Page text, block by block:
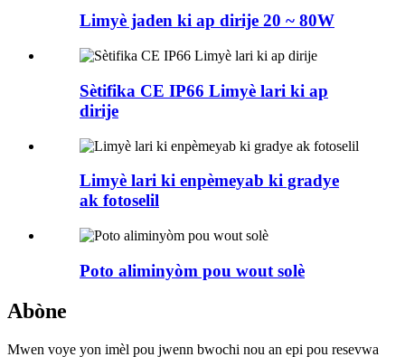
Limyè jaden ki ap dirije 20 ~ 80W
Sètifika CE IP66 Limyè lari ki ap
dirije
Limyè lari ki enpèmeyab ki gradye
ak fotoselil
Poto aliminyòm pou wout solè
Abòne
Mwen voye yon imèl pou jwenn bwochi nou an epi pou resevwa